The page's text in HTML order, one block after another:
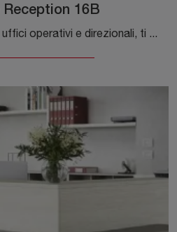
Reception 16B
Se desideri completare uffici operativi e direzionali, ti presentiamo il modello Bancone Reception 16B di Cinquanta3 tra differenti soluzioni di ...